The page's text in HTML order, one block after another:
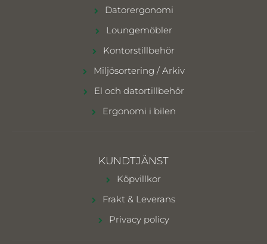
Datorergonomi
Loungemöbler
Kontorstillbehör
Miljösortering / Arkiv
El och datortillbehör
Ergonomi i bilen
KUNDTJÄNST
Köpvillkor
Frakt & Leverans
Privacy policy